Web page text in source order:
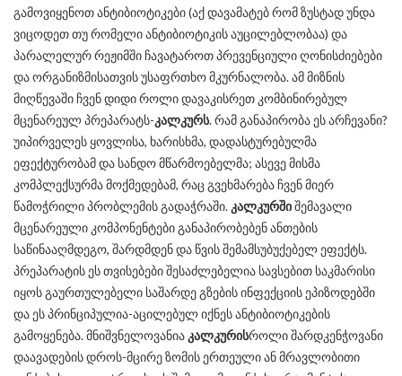
გამოვიყენოთ ანტიბიოტიკები (აქ დავამატებ რომ ზუსტად უნდა
ვიცოდეთ თუ რომელი ანტიბიოტიკის აუცილებლობაა) და
პარალელურ რეჟიმში ჩავატაროთ პრევენციული ღონისძიებები
და ორგანიზმისათვის უსაფრთხო მკურნალობა. ამ მიზნის
მიღწევაში ჩვენ დიდი როლი დავაკისრეთ კომბინირებულ
მცენარეულ პრეპარატს-კალკურს. რამ განაპირობა ეს არჩევანი?
უიპირველეს ყოვლისა, ხარისხმა, დადასტურებულმა
ეფექტურობამ და სანდო მწარმოებელმა; ასევე მისმა
კომპლექსურმა მოქმედებამ, რაც გვეხმარება ჩვენ მიერ
წამოჭრილი პრობლემის გადაჭრაში. კალკურშიშემავალი
მცენარეული კომპონენტები განაპირობებენ ანთების
საწინააღმდეგო, შარდმდენ და წვის შემამსუბუქებელ ეფექტს.
პრეპარატის ეს თვისებები შესაძლებელია სავსებით საკმარისი
იყოს გაურთულებელი საშარდე გზების ინფექციის ეპიზოდებში
და ეს პრინციპულია-აცილებულ იქნეს ანტიბიოტიკების
გამოყენება. მნიშვნელოვანია კალკურისროლი შარდკენჭოვანი
დაავადების დროს-მცირე ზომის ერთეული ან მრავლობითი